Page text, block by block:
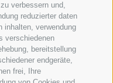
verbessern und,
reduzierter daten
inhalten, verwendung
verschiedenen
bereitstellung
endgeräte,
frei, Ihre